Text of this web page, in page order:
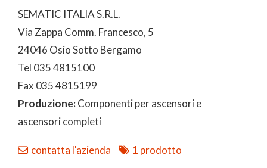
SEMATIC ITALIA S.R.L.
Via Zappa Comm. Francesco, 5
24046 Osio Sotto Bergamo
Tel 035 4815100
Fax 035 4815199
Produzione:Componenti per ascensori e
ascensori completi
contatta l'azienda 1 prodotto